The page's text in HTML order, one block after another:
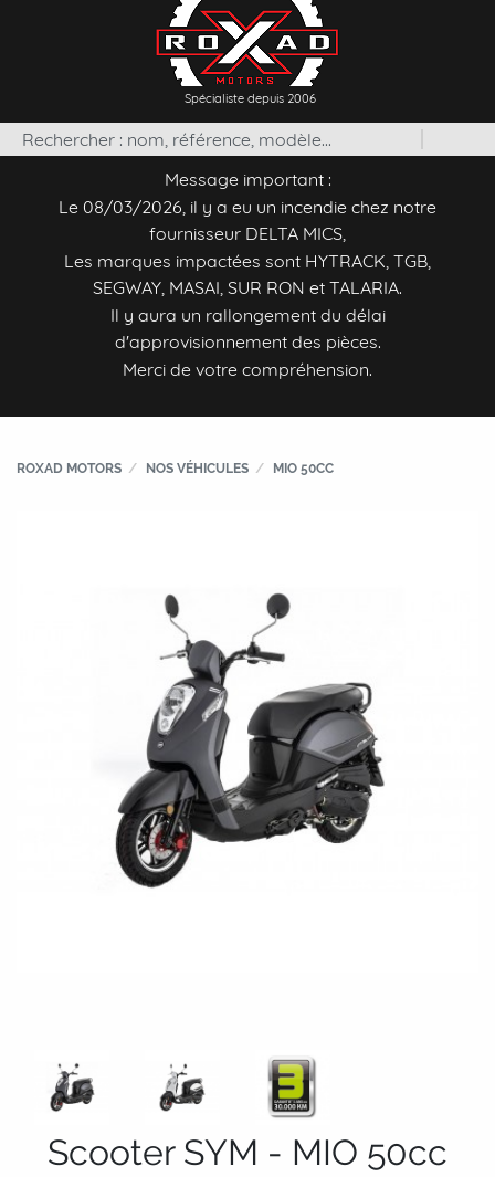
Spécialiste depuis 2006
Message important :
Le 08/03/2026, il y a eu un incendie chez notre
fournisseur DELTA MICS,
Les marques impactées sont HYTRACK, TGB,
SEGWAY, MASAI, SUR RON et TALARIA.
Il y aura un rallongement du délai
d'approvisionnement des pièces.
Merci de votre compréhension.
ROXAD MOTORS NOS VÉHICULES MIO 50CC
Scooter SYM - MIO 50cc